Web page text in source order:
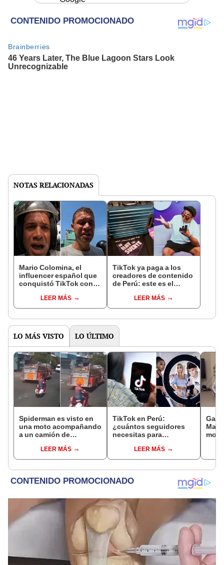
NOTAS RELACIONADAS
Mario Colomina, el
influencer español que
conquistó TikTok con
"Mi amor nació por la
gastronomía"
LEER MÁS
TikTok ya paga a los
creadores de contenido
de Perú: este es el
llegar a cobrar por 1.000
vistas
LEER MÁS
LO MÁS VISTO LO ÚLTIMO
Spiderman es visto en
una moto acompañando
a un camión de
Deadpool"LEER MÁS
TikTok en Perú:
¿cuántos seguidores
necesitas para
social y cuánto te paga
por 1 millón de vistas?
LEER MÁS
Gato